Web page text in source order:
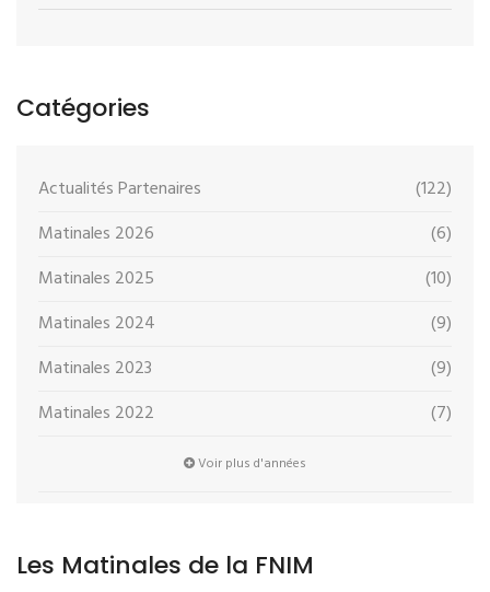
Catégories
Actualités Partenaires
(122)
Matinales 2026
(6)
Matinales 2025
(10)
Matinales 2024
(9)
Matinales 2023
(9)
Matinales 2022
(7)
Voir plus d'années
Les Matinales de la FNIM